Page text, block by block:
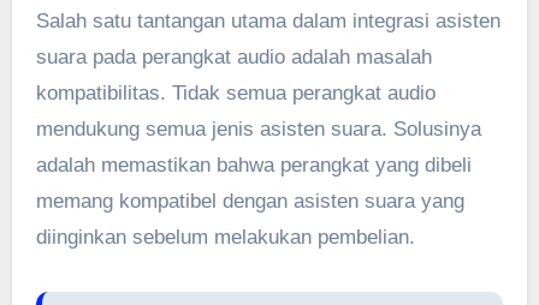
Salah satu tantangan utama dalam integrasi asisten
suara pada perangkat audio adalah masalah
kompatibilitas. Tidak semua perangkat audio
mendukung semua jenis asisten suara. Solusinya
adalah memastikan bahwa perangkat yang dibeli
memang kompatibel dengan asisten suara yang
diinginkan sebelum melakukan pembelian.